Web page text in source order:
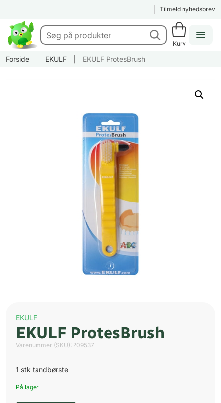
Tilmeld nyhedsbrev
Kurv
Forside EKULF EKULF ProtesBrush
EKULF
EKULF ProtesBrush
Varenummer (SKU): 209537
1 stk tandbørste
På lager